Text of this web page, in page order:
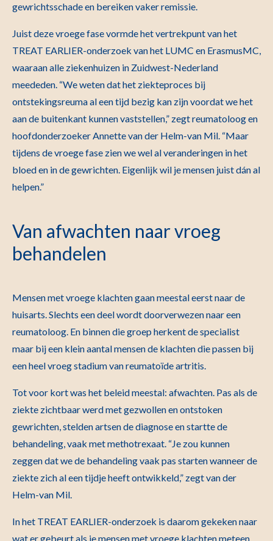
gewrichtsschade en bereiken vaker remissie.
Juist deze vroege fase vormde het vertrekpunt van het
TREAT EARLIER-onderzoek van het LUMC en ErasmusMC,
waaraan alle ziekenhuizen in Zuidwest-Nederland
meededen. “We weten dat het ziekteproces bij
ontstekingsreuma al een tijd bezig kan zijn voordat we het
aan de buitenkant kunnen vaststellen,” zegt reumatoloog en
hoofdonderzoeker Annette van der Helm-van Mil. “Maar
tijdens de vroege fase zien we wel al veranderingen in het
bloed en in de gewrichten. Eigenlijk wil je mensen juist dán al
helpen.”
Van afwachten naar vroeg
behandelen
Mensen met vroege klachten gaan meestal eerst naar de
huisarts. Slechts een deel wordt doorverwezen naar een
reumatoloog. En binnen die groep herkent de specialist
maar bij een klein aantal mensen de klachten die passen bij
een heel vroeg stadium van reumatoïde artritis.
Tot voor kort was het beleid meestal: afwachten. Pas als de
ziekte zichtbaar werd met gezwollen en ontstoken
gewrichten, stelden artsen de diagnose en startte de
behandeling, vaak met methotrexaat. “Je zou kunnen
zeggen dat we de behandeling vaak pas starten wanneer de
ziekte zich al een tijdje heeft ontwikkeld,” zegt van der
Helm-van Mil.
In het TREAT EARLIER-onderzoek is daarom gekeken naar
wat er gebeurt als je mensen met vroege klachten meteen